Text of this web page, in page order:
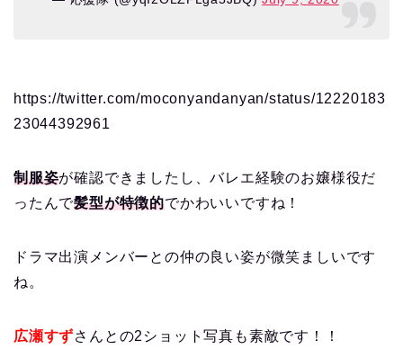
https://twitter.com/moconyandanyan/status/12220183
23044392961
制服姿が確認できましたし、バレエ経験のお嬢様役だ
ったんで髪型が特徴的でかわいいですね！
ドラマ出演メンバーとの仲の良い姿が微笑ましいです
ね。
広瀬すずさんとの2ショット写真も素敵です！！